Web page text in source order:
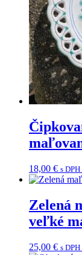
18,00 € s DPH
Zelená
veľké
25,00 € s DPH